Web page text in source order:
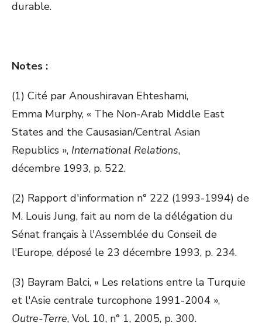
durable.
Notes :
(1) Cité par Anoushiravan Ehteshami,
Emma Murphy, « The Non-Arab Middle East
States and the Causasian/Central Asian
Republics », International Relations,
décembre 1993, p. 522.
(2) Rapport d'information n° 222 (1993-1994) de
M. Louis Jung, fait au nom de la délégation du
Sénat français à l'Assemblée du Conseil de
l'Europe, déposé le 23 décembre 1993, p. 234.
(3) Bayram Balci, « Les relations entre la Turquie
et l'Asie centrale turcophone 1991-2004 »,
Outre-Terre, Vol. 10, n° 1, 2005, p. 300.